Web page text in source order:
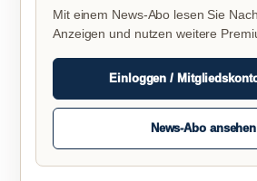
Mit einem News-Abo lesen Sie
Anzeigen und nutzen weitere
Einloggen /
News-Abo ansehen